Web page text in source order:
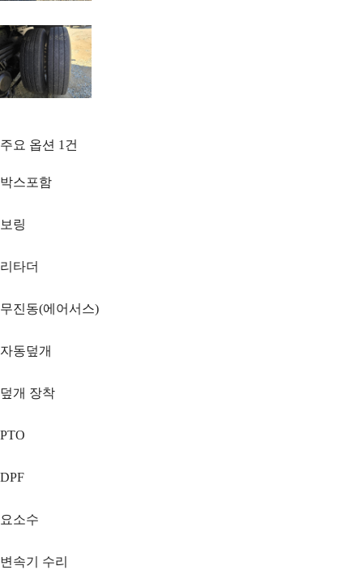
주요 옵션 1 건
박스포함
보링
리타더
무진동(에어서스)
자동덮개
덮개 장착
PTO
DPF
요소수
변속기 수리